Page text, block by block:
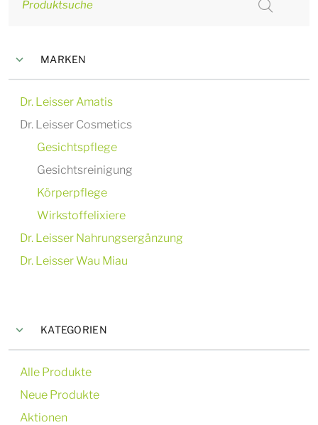
Produktsuche
MARKEN
Dr. Leisser Amatis
Dr. Leisser Cosmetics
Gesichtspflege
Gesichtsreinigung
Körperpflege
Wirkstoffelixiere
Dr. Leisser Nahrungsergänzung
Dr. Leisser Wau Miau
KATEGORIEN
Alle Produkte
Neue Produkte
Aktionen